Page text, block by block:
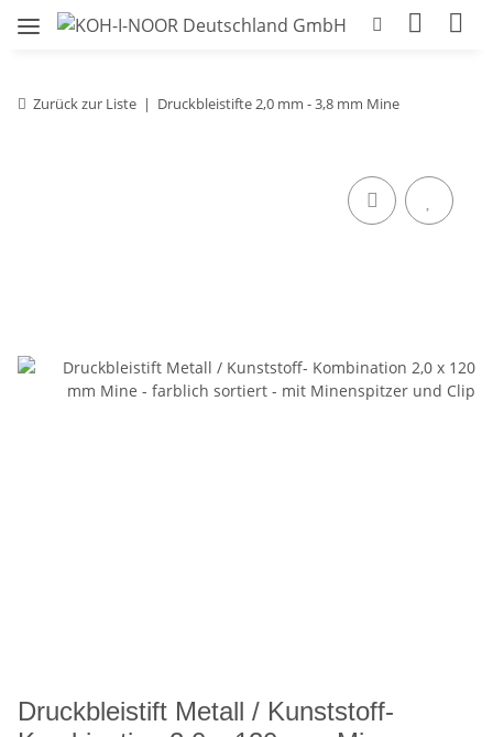
Zurück zur Liste Druckbleistifte 2,0 mm - 3,8 mm Mine
Druckbleistift Metall / Kunststoff-